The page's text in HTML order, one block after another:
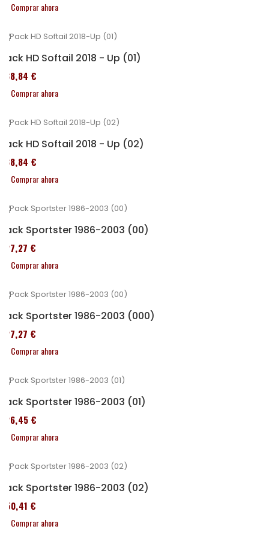
Comprar ahora
Pack HD Softail 2018 - Up (01)
338,84 €
Comprar ahora
Pack HD Softail 2018 - Up (02)
338,84 €
Comprar ahora
Pack Sportster 1986-2003 (00)
227,27 €
Comprar ahora
Pack Sportster 1986-2003 (000)
227,27 €
Comprar ahora
Pack Sportster 1986-2003 (01)
326,45 €
Comprar ahora
Pack Sportster 1986-2003 (02)
450,41 €
Comprar ahora